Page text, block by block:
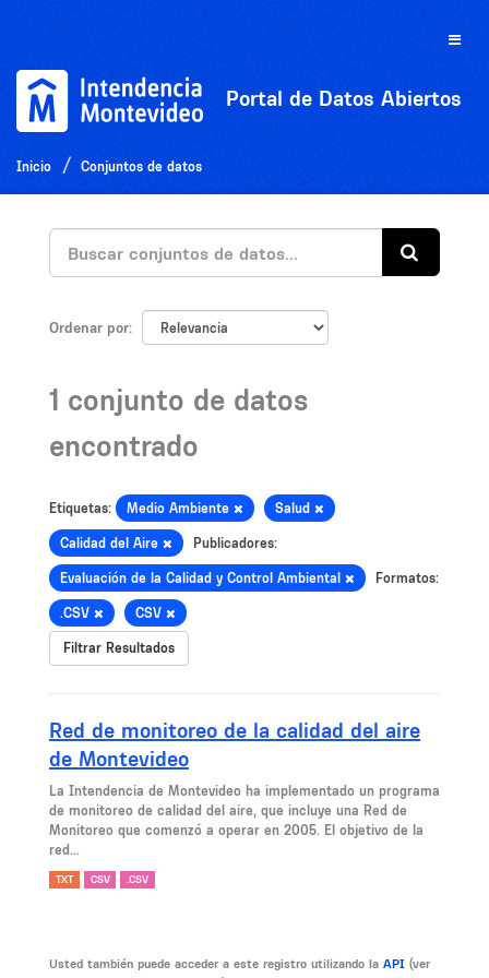
Toggle
Portal de Datos Abiertos
Inicio Conjuntos de datos
Ordenar por
1 conjunto de datos
encontrado
Etiquetas: Medio Ambiente Salud
Calidad del Aire Publicadores:
Evaluación de la Calidad y Control Ambiental Formatos:
.CSV CSV
Filtrar Resultados
Red de monitoreo de la calidad del aire
de Montevideo
La Intendencia de Montevideo ha implementado un programa
de monitoreo de calidad del aire, que incluye una Red de
Monitoreo que comenzó a operar en 2005. El objetivo de la
red...
TXT CSV .CSV
Usted también puede acceder a este registro utilizando la API (ver